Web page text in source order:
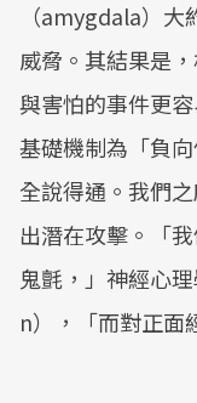
（amygdala）
威脅。其結果是
與害怕的事件更
基礎機制為「負
全說得通。我們
出潛在攻擊。「
鬼氈，」神經心
n），「而對正面